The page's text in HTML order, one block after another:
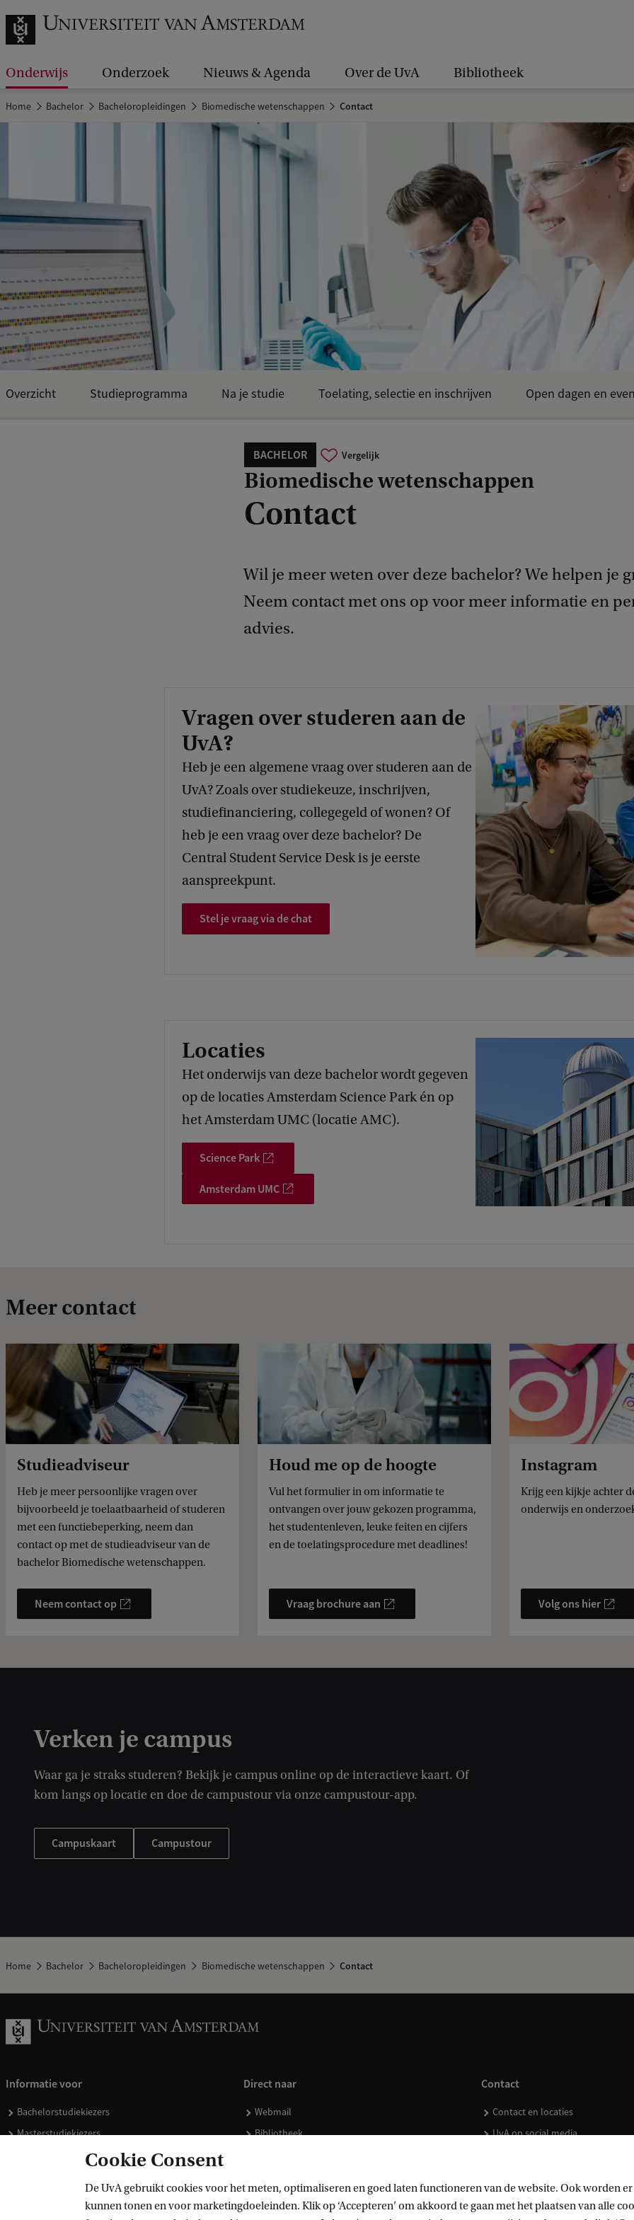
Onderwijs Onderzoek Nieuws & Agenda Over de UvA Bibliotheek
Home Bachelor Bacheloropleidingen Biomedische wetenschappen Contact
BACHELOR Vergelijk
Biomedische wetenschappen
Contact
Wil je meer weten over deze bachelor? We helpen je
Neem contact met ons op voor meer informatie en
advies.
Overzicht Studieprogramma Na je studie Toelating, selectie en inschrijven Open dagen en
Vragen over studeren aan de
UvA?
Heb je een algemene vraag over studeren aan de
UvA? Zoals over studiekeuze, inschrijven,
studiefinanciering, collegegeld of wonen? Of
heb je een vraag over deze bachelor? De
Central Student Service Desk is je eerste
aanspreekpunt.
Stel je vraag via de chat
Locaties
Het onderwijs van deze bachelor wordt gegeven
op de locaties Amsterdam Science Park én op
het Amsterdam UMC (locatie AMC).
Science Park
Amsterdam UMC
Meer contact
Studieadviseur
Heb je meer persoonlijke vragen over
bijvoorbeeld je toelaatbaarheid of studeren
met een functiebeperking, neem dan
contact op met de studieadviseur van de
bachelor Biomedische wetenschappen.
Neem contact op
Houd me op de hoogte
Vul het formulier in om informatie te
ontvangen over jouw gekozen programma,
het studentenleven, leuke feiten en cijfers
en de toelatingsprocedure met deadlines!
Vraag brochure aan
Instagram
Krijg een kijkje achter
onderwijs en
Volg ons hier
Verken je campus
Waar ga je straks studeren? Bekijk je campus online op de interactieve kaart. Of
kom langs op locatie en doe de campustour via onze campustour-app.
Campuskaart Campustour
Home Bachelor Bacheloropleidingen Biomedische wetenschappen Contact
Informatie voor
Bachelorstudiekiezers
Masterstudiekiezers
Direct naar
Webmail
Bibliotheek
Doneren
Contact
Contact en locaties
UvA op social media
Cookie Consent
De UvA gebruikt cookies voor het meten, optimaliseren en goed laten functioneren van de website. Ook worden
kunnen tonen en voor marketingdoeleinden. Klik op ‘Accepteren’ om akkoord te gaan met het plaatsen van alle